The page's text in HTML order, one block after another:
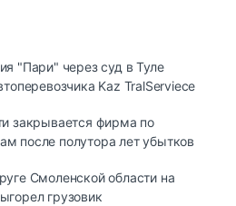
"Пари" через суд в Туле
Kaz TralServiece
закрывается фирма по
после полутора лет убытков
Смоленской области на
грузовик